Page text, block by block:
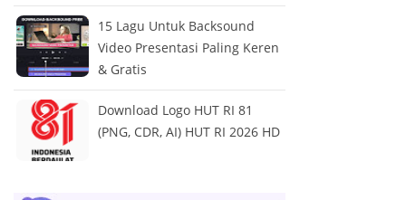
15 Lagu Untuk Backsound
Video Presentasi Paling Keren
& Gratis
Download Logo HUT RI 81
(PNG, CDR, AI) HUT RI 2026 HD